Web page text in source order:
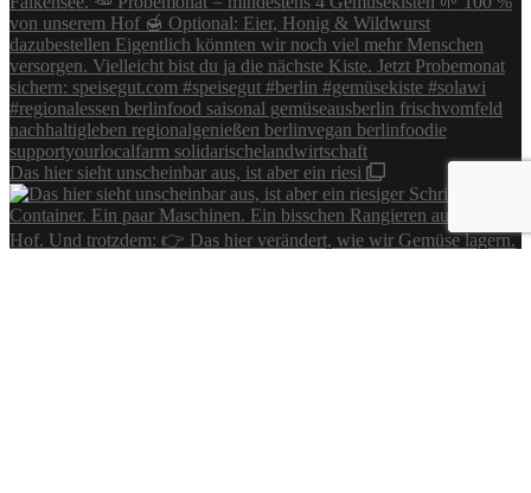
Das hier sieht unscheinbar aus, ist aber ein riesi